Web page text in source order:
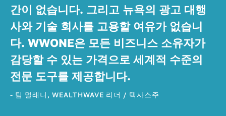
간이 없습니다. 그리고 뉴욕의 광고 대행
사와 기술 회사를 고용할 여유가 없습니
다. WWONE은 모든 비즈니스 소유자가
감당할 수 있는 가격으로 세계적 수준의
전문 도구를 제공합니다.
- 팀 멀래니, WEALTHWAVE 리더 / 텍사스주